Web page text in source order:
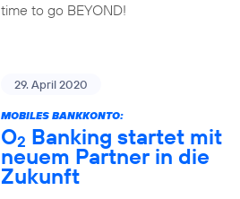
time to go BEYOND!
29. April 2020
MOBILES BANKKONTO:
O2 Banking startet mit
neuem Partner in die
Zukunft